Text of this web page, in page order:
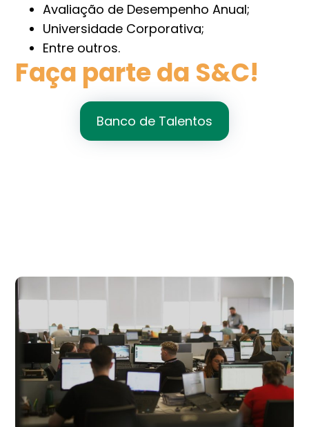
Avaliação de Desempenho Anual;
Universidade Corporativa;
Entre outros.
Faça parte da S&C!
Banco de Talentos